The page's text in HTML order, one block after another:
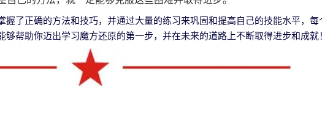
握了正确的方法和技巧，并通过大量的练习来巩固和提高自己的技能水平，每
够帮助你迈出学习魔方还原的第一步，并在未来的道路上不断取得进步和成就